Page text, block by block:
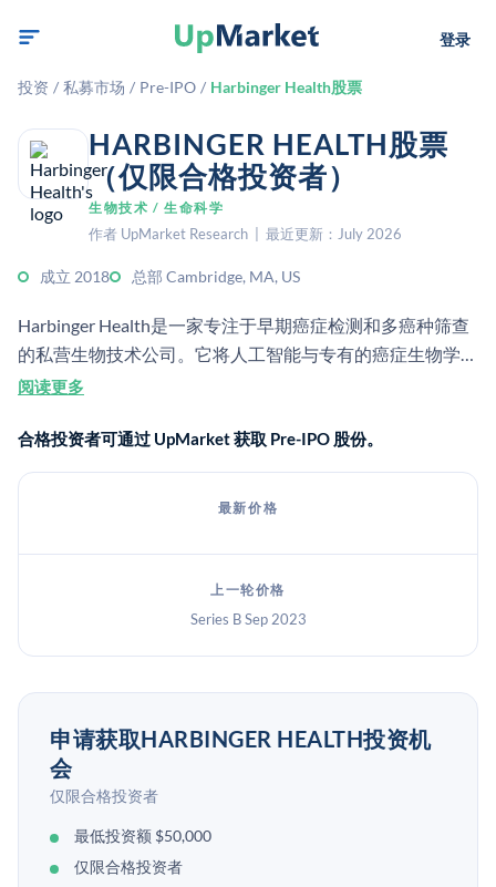
登录
投资 / 私募市场 / Pre-IPO / Harbinger Health股票
HARBINGER HEALTH股票
（仅限合格投资者）
生物技术 / 生命科学
作者 UpMarket Research | 最近更新：July 2026
成立 2018 总部 Cambridge, MA, US
Harbinger Health是一家专注于早期癌症检测和多癌种筛查
的私营生物技术公司。它将人工智能与专有的癌症生物学洞
见相结合，开发低成本的基于血液的检测，用于更早的诊断
阅读更多
合格投资者可通过 UpMarket 获取 Pre-IPO 股份。
最新价格
上一轮价格
Series B Sep 2023
申请获取HARBINGER HEALTH投资机
会
仅限合格投资者
最低投资额 $50,000
仅限合格投资者